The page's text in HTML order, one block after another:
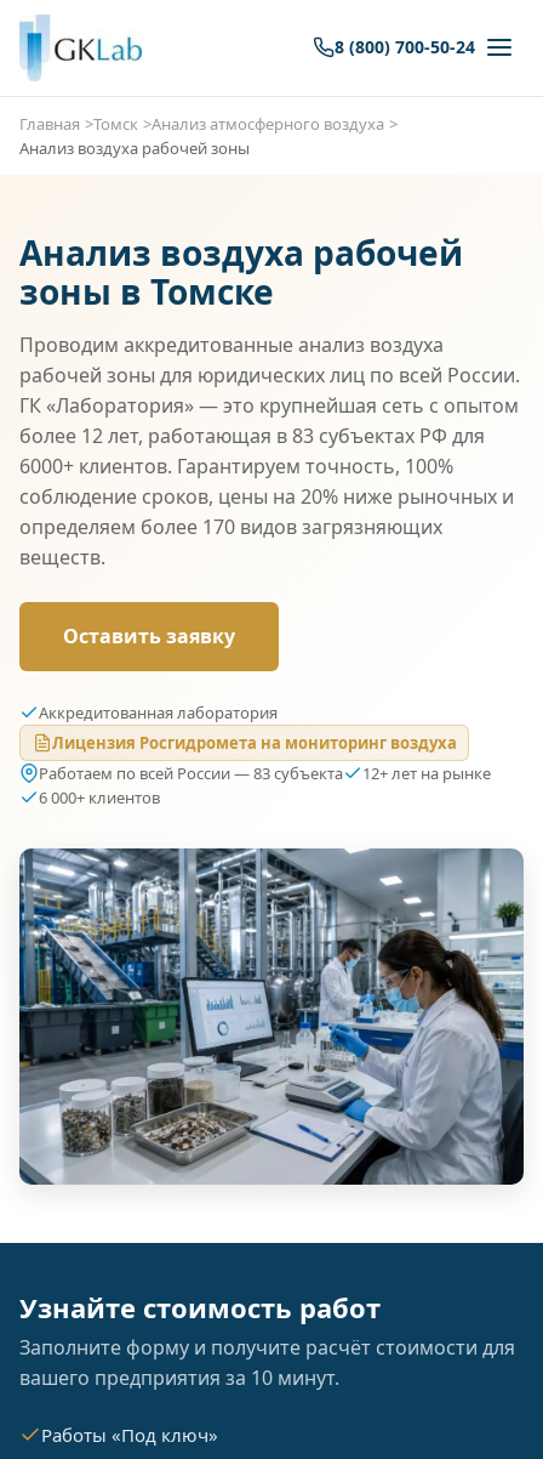
8 (800) 700-50-24
Главная Томск
Анализ атмосферного воздуха
Анализ воздуха рабочей зоны
Анализ воздуха рабочей
зоны в Томске
Проводим аккредитованные анализ воздуха
рабочей зоны для юридических лиц по всей России.
ГК «Лаборатория» — это крупнейшая сеть с опытом
более 12 лет, работающая в 83 субъектах РФ для
6000+ клиентов. Гарантируем точность, 100%
соблюдение сроков, цены на 20% ниже рыночных и
определяем более 170 видов загрязняющих
веществ.
Оставить заявку
Аккредитованная лаборатория
Лицензия Росгидромета на мониторинг воздуха
Работаем по всей России — 83 субъекта
12+ лет на рынке
6 000+ клиентов
Узнайте стоимость работ
Заполните форму и получите расчёт стоимости для
вашего предприятия за 10 минут.
Работы «Под ключ»